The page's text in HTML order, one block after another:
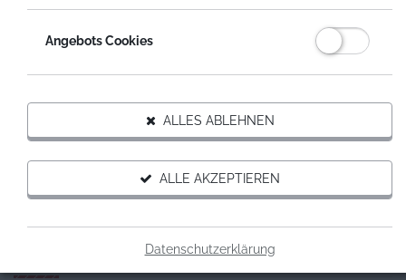
SPENDEN MIT SPENDENGUTSCHEIN
Angebots Cookies
ALLES ABLEHNEN
ALLE AKZEPTIEREN
Datenschutzerklärung